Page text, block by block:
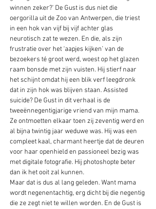
winnen zeker?’ De Gust is dus niet die
oergorilla uit de Zoo van Antwerpen, die triest
in een hok van vijf bij vijf achter glas
neurotisch zat te wezen. En die, als zijn
frustratie over het ‘aapjes kijken’ van de
bezoekers té groot werd, woest op het glazen
raam bonsde met zijn vuisten. Hij stierf naar
het schijnt omdat hij een blik verf leegdronk
dat in zijn hok was blijven staan. Assisted
suicide? De Gust in dit verhaal is de
tweeënnegentigjarige vriend van mijn mama.
Ze ontmoetten elkaar toen zij zeventig werd en
al bijna twintig jaar weduwe was. Hij was een
compleet kaal, charmant heertje dat de deuren
voor haar openhield en passioneel bezig was
met digitale fotografie. Hij photoshopte beter
dan ik het ooit zal kunnen.
Maar dat is dus al lang geleden. Want mama
wordt negenentachtig, erg dicht bij die negentig
die ze zegt niet te willen worden. En de Gust is